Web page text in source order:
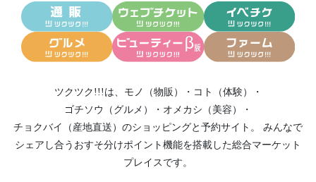
ツクツク!!!は、 モノ（物販） ・ コト（体験）
・
ゴチソウ（グルメ）
・ オメカシ（美容）
・
チョクバイ（産地直送） のショッピングと予約サイト。
みんなで
シェアし合う おすそ分けポイント機能を搭載した総合マーケット
プレイスです。